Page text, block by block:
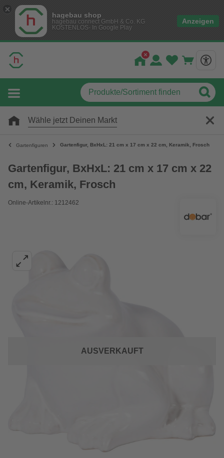
hagebau shop
hagebau connect GmbH & Co. KG
KOSTENLOS- In Google Play
Anzeigen
Wähle jetzt Deinen Markt
Gartenfiguren Gartenfigur, BxHxL: 21 cm x 17 cm x 22 cm, Keramik, Frosch
Gartenfigur, BxHxL: 21 cm x 17 cm x 22
cm, Keramik, Frosch
Online-Artikelnr.: 1212462
AUSVERKAUFT